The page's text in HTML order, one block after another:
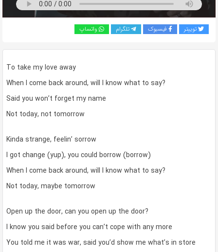
توییتر فیسبوک تلگرام واتساپ
To take my love away
When I come back around, will I know what to say?
Said you won’t forget my name
Not today, not tomorrow
Kinda strange, feelin’ sorrow
I got change (yup), you could borrow (borrow)
When I come back around, will I know what to say?
Not today, maybe tomorrow
Open up the door, can you open up the door?
I know you said before you can’t cope with any more
You told me it was war, said you’d show me what’s in store